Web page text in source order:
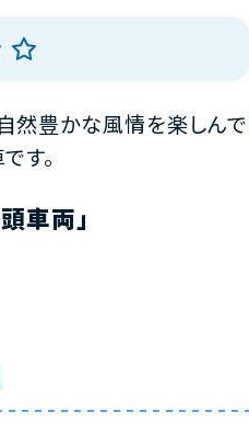
然豊かな風情を楽しんで
す。
車両」